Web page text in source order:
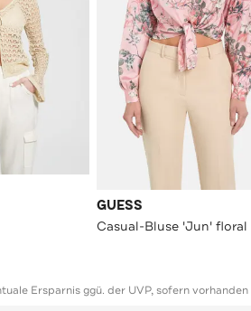
GUESS
Casual-Bluse 'Jun' floral
Ersparnis ggü. der UVP, sofern vorhanden